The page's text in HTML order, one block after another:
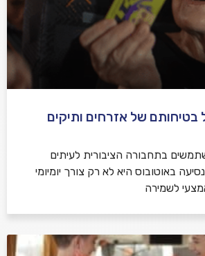
בטיחותם של אזרחים ותיקים
בתחבורה הציבורית לעיתים
באוטובוס היא לא רק צורך יומיומי
לשמירה